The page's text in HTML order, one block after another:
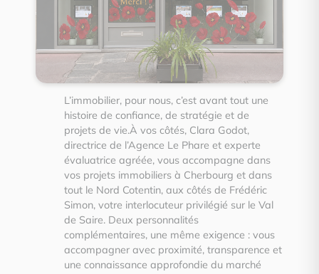
L’immobilier, pour nous, c’est avant tout une
histoire de confiance, de stratégie et de
projets de vie.À vos côtés, Clara Godot,
directrice de l’Agence Le Phare et experte
évaluatrice agréée, vous accompagne dans
vos projets immobiliers à Cherbourg et dans
tout le Nord Cotentin, aux côtés de Frédéric
Simon, votre interlocuteur privilégié sur le Val
de Saire. Deux personnalités
complémentaires, une même exigence : vous
accompagner avec proximité, transparence et
une connaissance approfondie du marché